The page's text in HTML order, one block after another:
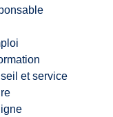
et service